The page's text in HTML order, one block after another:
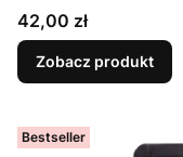
Cena
42,00 zł
Zobacz produkt
Bestseller